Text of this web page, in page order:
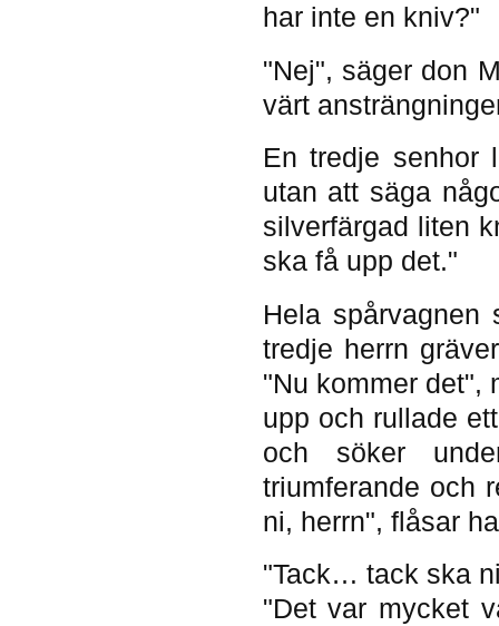
har inte en kniv?"
"Nej", säger don
värt
En tredje senhor
utan att säga
silverfärgad liten
ska få upp det."
Hela spårvagnen
tredje herrn
"Nu kommer det",
upp och rullade
och söker
triumferande och
ni, herrn", flåsar
"Tack… tack ska
"Det var mycket